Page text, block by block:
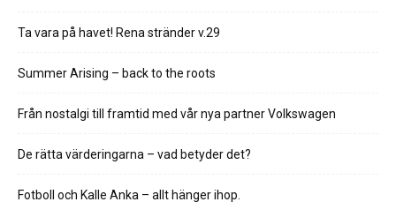
Ta vara på havet! Rena stränder v.29
Summer Arising – back to the roots
Från nostalgi till framtid med vår nya partner Volkswagen
De rätta värderingarna – vad betyder det?
Fotboll och Kalle Anka – allt hänger ihop.